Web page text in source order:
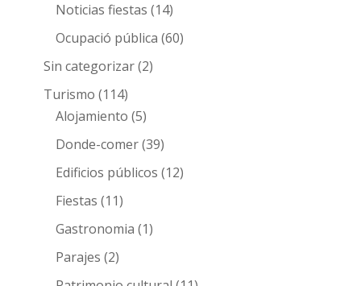
Noticias fiestas (14)
Ocupació pública (60)
Sin categorizar(2)
Turismo (114)
Alojamiento (5)
Donde-comer(39)
Edificios públicos (12)
Fiestas (11)
Gastronomia (1)
Parajes (2)